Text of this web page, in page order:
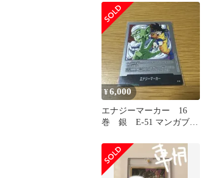
ルド
¥6,000
エナジーマーカー 16
巻 銀 E-51 マンガブー